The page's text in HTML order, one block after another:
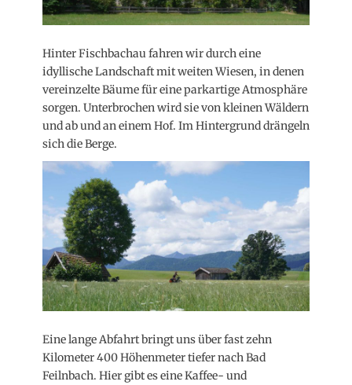
Hinter Fischbachau fahren wir durch eine
idyllische Landschaft mit weiten Wiesen, in denen
vereinzelte Bäume für eine parkartige Atmosphäre
sorgen. Unterbrochen wird sie von kleinen Wäldern
und ab und an einem Hof. Im Hintergrund drängeln
sich die Berge.
Eine lange Abfahrt bringt uns über fast zehn
Kilometer 400 Höhenmeter tiefer nach Bad
Feilnbach. Hier gibt es eine Kaffee- und